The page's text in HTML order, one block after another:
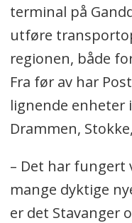
terminal på
utføre
regionen, både
Fra før av har
lignende enheter
Drammen,
– Det har fungert
mange dyktige
er det Stavanger